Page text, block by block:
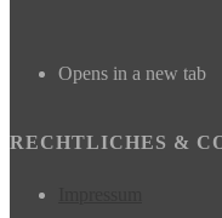
Opens in a new tab
RECHTLICHES &